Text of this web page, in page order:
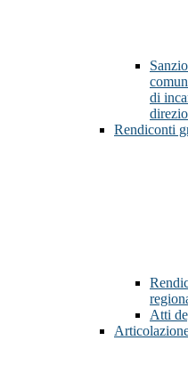
di
Rendiconti
Atti